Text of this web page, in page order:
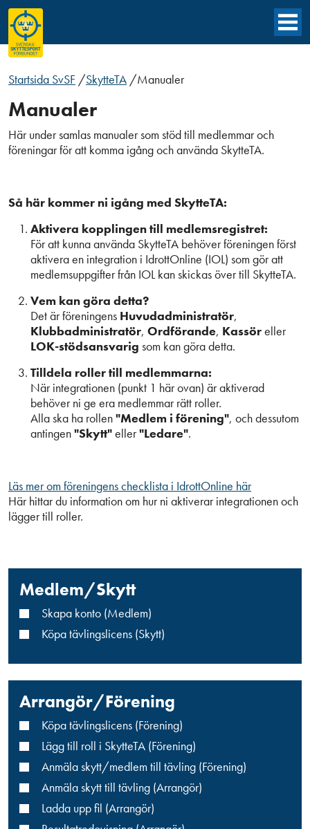
Startsida SvSF /SkytteTA /Manualer
Manualer
Här under samlas manualer som stöd till medlemmar och
föreningar för att komma igång och använda SkytteTA.
Så här kommer ni igång med SkytteTA:
Aktivera kopplingen till medlemsregistret:
För att kunna använda SkytteTA behöver föreningen först
aktivera en integration i IdrottOnline (IOL) som gör att
medlemsuppgifter från IOL kan skickas över till SkytteTA.
Vem kan göra detta?
Det är föreningens Huvudadministratör,
Klubbadministratör, Ordförande, Kassöreller
LOK-stödsansvarig som kan göra detta.
Tilldela roller till medlemmarna:
När integrationen (punkt 1 här ovan) är aktiverad
behöver ni ge era medlemmar rätt roller.
Alla ska ha rollen"Medlem i förening", och dessutom
antingen"Skytt"eller"Ledare".
Läs mer om föreningens checklista i IdrottOnline här
Här hittar du information om hur ni aktiverar integrationen och
lägger till roller.
Medlem/Skytt
Skapa konto (Medlem)
Köpa tävlingslicens (Skytt)
Arrangör/Förening
Köpa tävlingslicens (Förening)
Lägg till roll i SkytteTA (Förening)
Anmäla skytt/medlem till tävling (Förening)
Anmäla skytt till tävling (Arrangör)
Ladda upp fil (Arrangör)